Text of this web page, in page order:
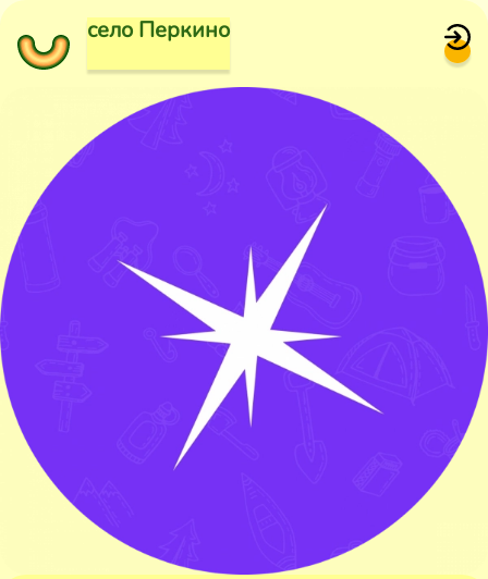
село Перкино